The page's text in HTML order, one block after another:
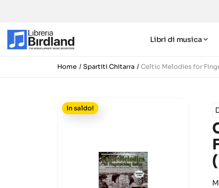
Libri di musica
Home Spartiti Chitarra Celtic Melodies for
In saldo!